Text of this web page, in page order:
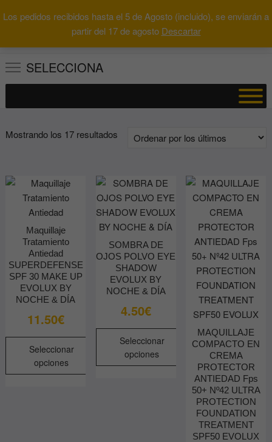
Los pedidos recibidos hasta el 5 de Agosto (incluido), se enviarán a
partir del 17 de agosto Descartar
al
Buscar
0 Total
SELECCIONA
Mostrando los 17 resultadosOrdenado
últimos
Maquillaje
Tratamiento
Antiedad
SUPERDEFENSE
SPF 30 MAKE UP
EVOLUX BY
NOCHE & DÍA
11.50€
Seleccionar
opciones
SOMBRA DE
OJOS POLVO EYE
SHADOW
EVOLUX BY
NOCHE & DÍA
4.50€
Seleccionar
opciones
MAQUILLAJE
COMPACTO EN
CREMA
PROTECTOR
ANTIEDAD Fps
50+ Nº42 ULTRA
PROTECTION
FOUNDATION
TREATMENT
SPF50 EVOLUX